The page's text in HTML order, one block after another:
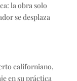
la obra solo
se desplaza
californiano,
en su práctica